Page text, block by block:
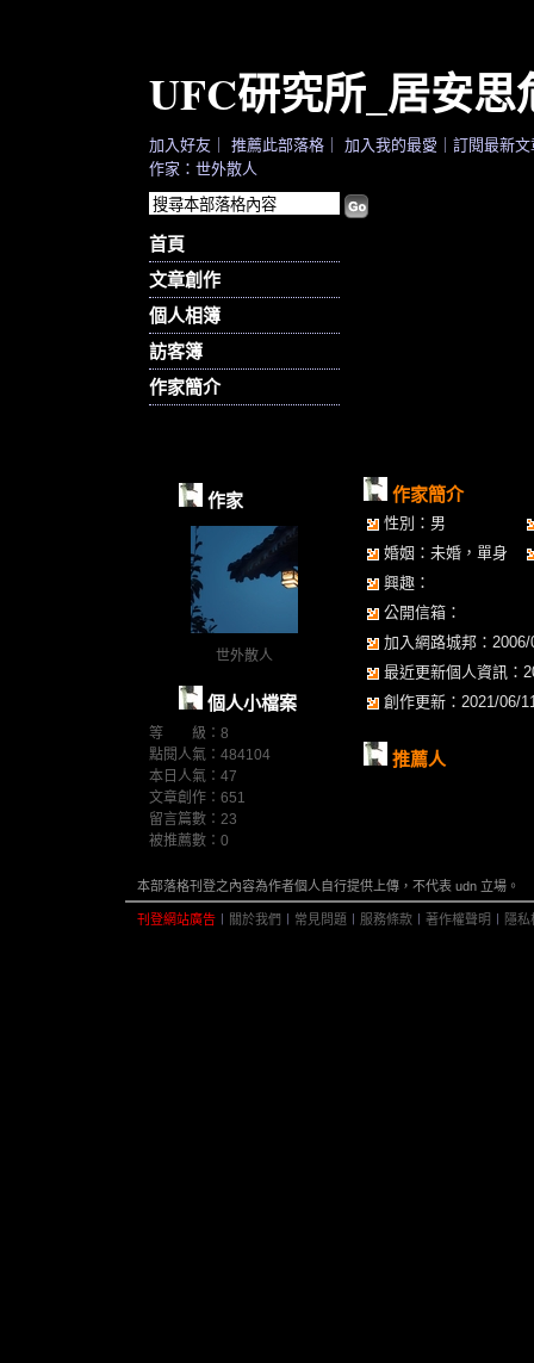
UFC研究所_居安
首頁
文章創作
個人相簿
訪客簿
作家簡介
加入好友 推薦此部落格 加入我的最愛
訂閱最新文
作家：世外散人
作家
世外散人
個人小檔案
等 級：8
點閱人氣：484104
本日人氣：47
文章創作：651
留言篇數：23
被推薦數： 0
作家簡介
性別：男
婚姻：未婚，單身
興趣：
公開信箱：
加入網路城邦：
最近更新個人資訊：
創作更新：2021/06/
推薦人
本部落格刊登之內容為作者個人自行提供上傳，不代表 udn 立場。
刊登網站廣告 關於我們 常見問題 服務條款 著作權聲明 隱